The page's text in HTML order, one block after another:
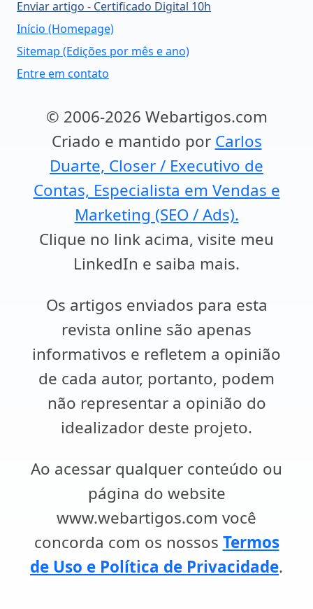
Enviar artigo - Certificado Digital 10h
Início (Homepage)
Sitemap (Edições por mês e ano)
Entre em contato
© 2006-2026 Webartigos.com
Criado e mantido por Carlos
Duarte, Closer / Executivo de
Contas, Especialista em Vendas e
Marketing (SEO / Ads).
Clique no link acima, visite meu
LinkedIn e saiba mais.
Os artigos enviados para esta
revista online são apenas
informativos e refletem a opinião
de cada autor, portanto, podem
não representar a opinião do
idealizador deste projeto.
Ao acessar qualquer conteúdo ou
página do website
www.webartigos.com você
concorda com os nossos Termos
de Uso e Política de Privacidade.